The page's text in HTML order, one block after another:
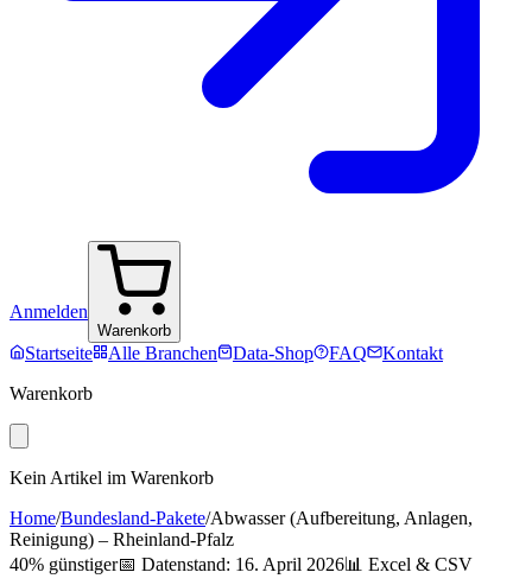
Anmelden
Warenkorb
Startseite Alle Branchen Data-Shop FAQ
Kontakt
Warenkorb
Kein Artikel im Warenkorb
Home/Bundesland-Pakete/Abwasser (Aufbereitung, Anlagen,
Reinigung) – Rheinland-Pfalz
40% günstiger📅 Datenstand: 16. April 2026📊 Excel & CSV